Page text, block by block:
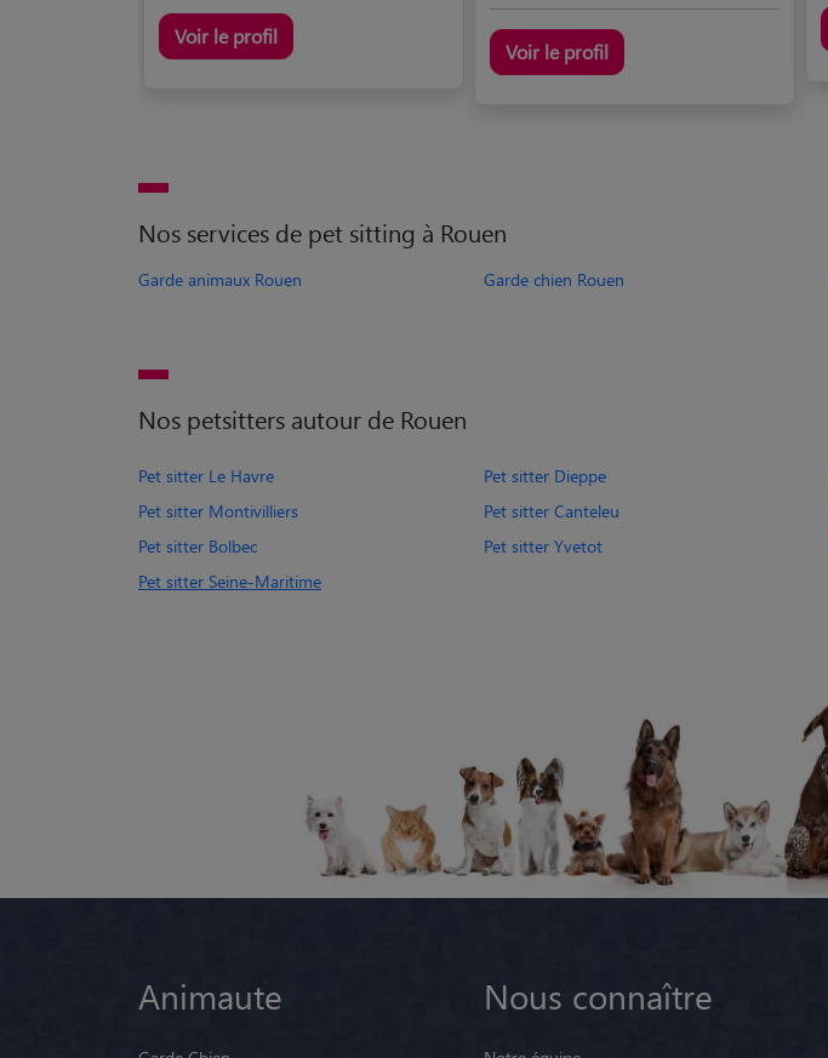
Voir le profil
Voir le profil
Nos services de pet sitting à Rouen
Garde animaux Rouen Garde chien Rouen
Nos petsitters autour de Rouen
Pet sitter Le Havre Pet sitter Dieppe
Pet sitter Montivilliers
Pet sitter Canteleu
Pet sitter Bolbec
Pet sitter Yvetot
Pet sitter Seine-Maritime
Animaute Nous connaître